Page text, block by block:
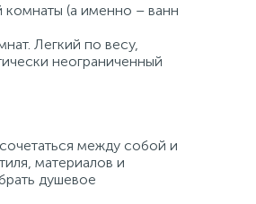
комнаты (а именно – ванн
Легкий по весу,
неограниченный
между собой и
материалов и
душевое